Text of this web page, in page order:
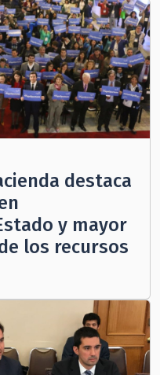
destaca
y mayor
los recursos